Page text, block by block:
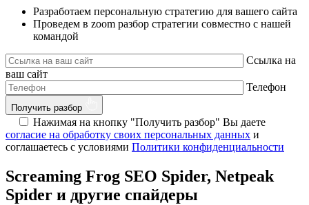
Разработаем персональную стратегию для вашего сайта
Проведем в zoom разбор стратегии совместно с нашей
командой
Ссылка на
ваш сайт
Телефон
Получить разбор
Нажимая на кнопку "Получить разбор" Вы даете
согласие на обработку своих персональных данных и
соглашаетесь с условиями Политики конфиденциальности
Screaming Frog SEO Spider, Netpeak
Spider и другие спайдеры